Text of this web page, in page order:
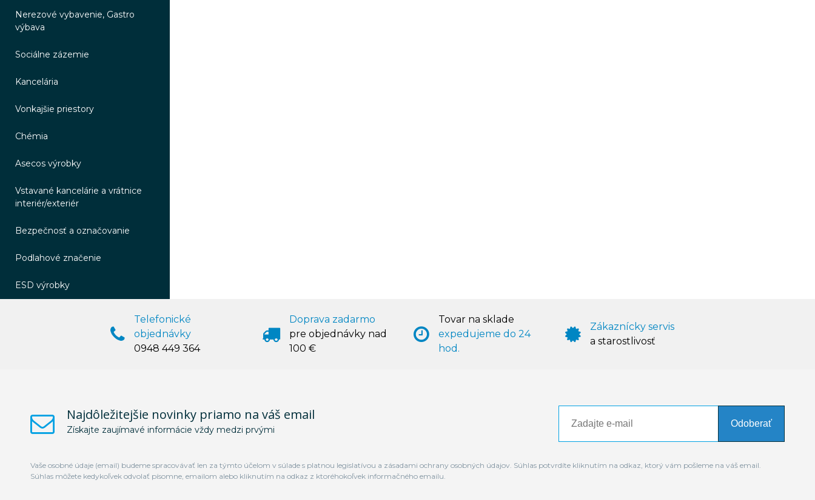
Nerezové vybavenie, Gastro
výbava
Sociálne zázemie
Kancelária
Vonkajšie priestory
Chémia
Asecos výrobky
Vstavané kancelárie a vrátnice
interiér/exteriér
Bezpečnosť a označovanie
Podlahové značenie
ESD výrobky
Telefonické
objednávky
0948 449 364
Doprava zadarmo
pre objednávky nad
100 €
Tovar na sklade
expedujeme do 24
hod.
Zákaznícky servis
a starostlivosť
Najdôležitejšie novinky priamo na váš email
Získajte zaujímavé informácie vždy medzi prvými
Odoberať
Vaše osobné údaje (email) budeme spracovávať len za týmto účelom v súlade s platnou legislatívou a zásadami ochrany osobných údajov. Súhlas potvrdíte kliknutím na odkaz, ktorý vám pošleme na váš email.
Súhlas môžete kedykoľvek odvolať písomne, emailom alebo kliknutím na odkaz z ktoréhokoľvek informačného emailu.